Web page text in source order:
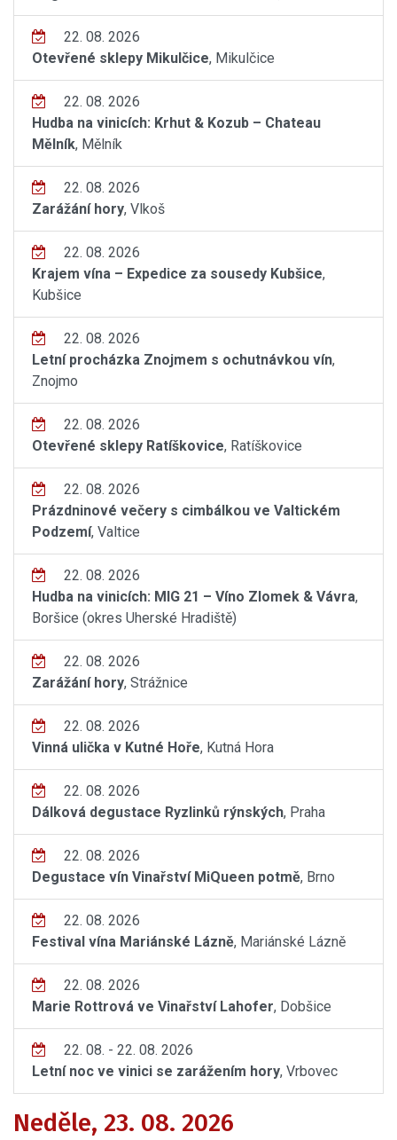
22. 08. 2026
Otevřené sklepy Mikulčice, Mikulčice
22. 08. 2026
Hudba na vinicích: Krhut & Kozub – Chateau
Mělník, Mělník
22. 08. 2026
Zarážání hory, Vlkoš
22. 08. 2026
Krajem vína – Expedice za sousedy Kubšice,
Kubšice
22. 08. 2026
Letní procházka Znojmem s ochutnávkou vín,
Znojmo
22. 08. 2026
Otevřené sklepy Ratíškovice, Ratíškovice
22. 08. 2026
Prázdninové večery s cimbálkou ve Valtickém
Podzemí, Valtice
22. 08. 2026
Hudba na vinicích: MIG 21 – Víno Zlomek & Vávra,
Boršice (okres Uherské Hradiště)
22. 08. 2026
Zarážání hory, Strážnice
22. 08. 2026
Vinná ulička v Kutné Hoře, Kutná Hora
22. 08. 2026
Dálková degustace Ryzlinků rýnských, Praha
22. 08. 2026
Degustace vín Vinařství MiQueen potmě, Brno
22. 08. 2026
Festival vína Mariánské Lázně, Mariánské Lázně
22. 08. 2026
Marie Rottrová ve Vinařství Lahofer, Dobšice
22. 08. - 22. 08. 2026
Letní noc ve vinici se zarážením hory, Vrbovec
Neděle, 23. 08. 2026